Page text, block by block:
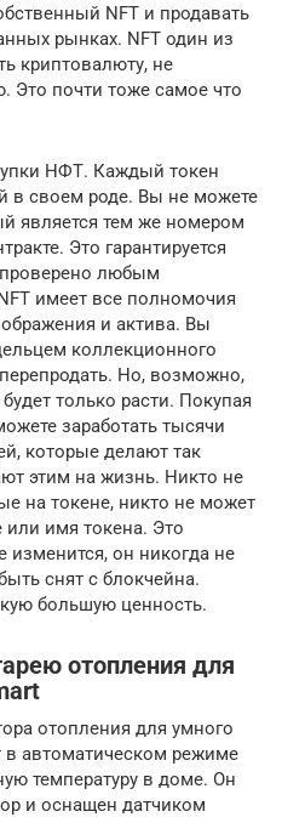
NFT и продавать
рынках. NFT один из
криптовалюту, не
Это почти тоже самое что
НФТ. Каждый токен
в своем роде. Вы не можете
является тем же номером
Это гарантируется
любым
имеет все полномочия
и актива. Вы
коллекционного
Но, возможно,
только расти. Покупая
заработать тысячи
которые делают так
этим на жизнь. Никто не
на токене, никто не может
имя токена. Это
изменится, он никогда не
снят с блокчейна.
большую ценность.
отопления для
отопления для умного
в автоматическом режиме
температуру в доме. Он
и оснащен датчиком